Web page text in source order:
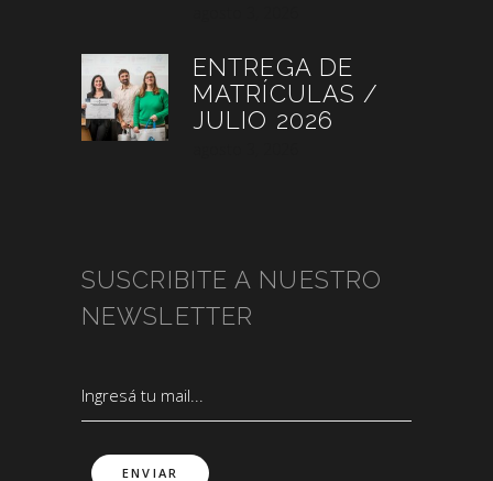
ENTREGA DE
MATRÍCULAS /
JULIO 2026
SUSCRIBITE A NUESTRO
NEWSLETTER